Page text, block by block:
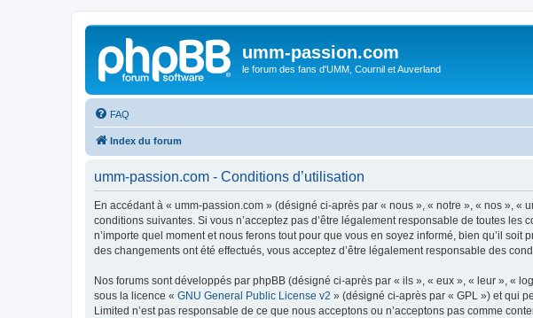
umm-passion.com
le forum des fans d'UMM, Cournil et Auverland
FAQ
Index du forum
umm-passion.com - Conditions d’utilisation
En accédant à « umm-passion.com » (désigné ci-après par « nous », « notre », « nos »,
conditions suivantes. Si vous n’acceptez pas d’être légalement responsable de toutes
n’importe quel moment et nous ferons tout pour que vous en soyez informé, bien qu’il
des changements ont été effectués, vous acceptez d’être légalement responsable des
Nos forums sont développés par phpBB (désigné ci-après par « ils », « eux », « leur », «
sous la licence « GNU General Public License v2 » (désigné ci-après par « GPL ») et qui
Limited n’est pas responsable de ce que nous acceptons ou n’acceptons pas comme